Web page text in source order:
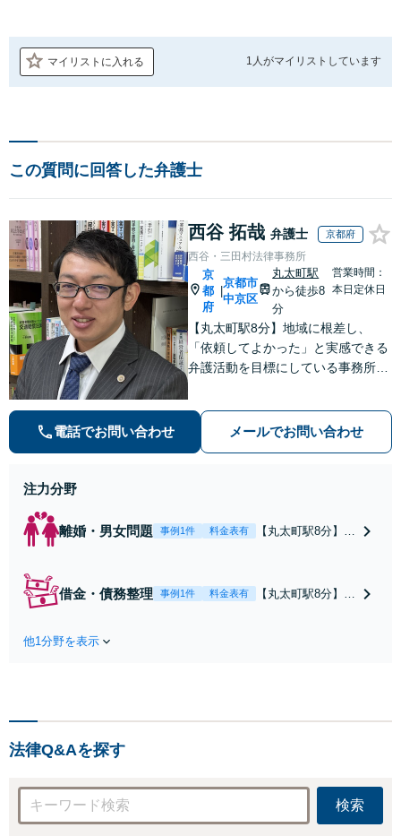
マイリストに入れる 1人がマイリストしています
この質問に回答した弁護士
西谷 拓哉 弁護士 京都府
西谷・三田村法律事務所
京
都
府
京都市
中京区
丸太町駅
から徒歩8
分
営業時間：
本日定休日
【丸太町駅8分】地域に根差し、
「依頼してよかった」と実感できる
弁護活動を目標にしている事務所で
実績あり【相続・遺言】相談者さま
に寄り添い、円滑な相続を目指しま
電話でお問い合わせ メールでお問い合わせ
注力分野
離婚・男女問題 事例1件 料金表有
【丸太町駅8分】調
く冷静な主張が重
借金・債務整理 事例1件 料金表有
【丸太町駅8分】
者さまのご要望を
有】【初回相談30
他1分野を表示
法律Q&Aを探す
検索